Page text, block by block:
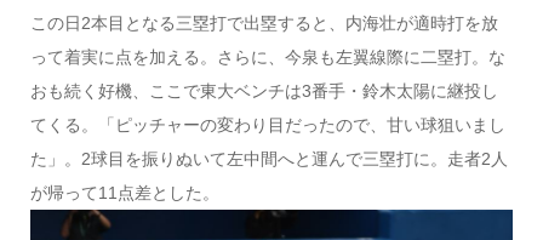
この日2本目となる三塁打で出塁すると、内海壮が適時打を放
って着実に点を加える。さらに、今泉も左翼線際に二塁打。な
おも続く好機、ここで東大ベンチは3番手・鈴木太陽に継投し
てくる。「ピッチャーの変わり目だったので、甘い球狙いまし
た」。2球目を振りぬいて左中間へと運んで三塁打に。走者2人
が帰って11点差とした。